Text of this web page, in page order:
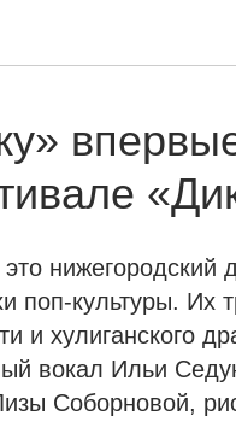
нижегородский
поп-культуры. Их
и хулиганского
вокал Ильи
Соборновой,